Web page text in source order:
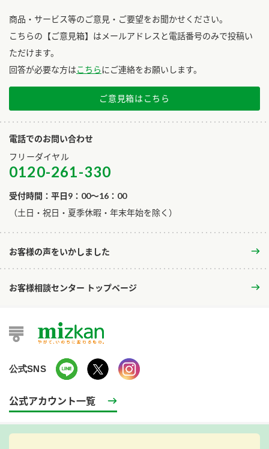
商品・サービス等のご意見・ご要望をお聞かせください。
こちらの【ご意見箱】はメールアドレスと電話番号のみで投稿い
ただけます。
回答が必要な方はこちらにご連絡をお願いします。
ご意見箱はこちら
電話でのお問い合わせ
フリーダイヤル
0120-261-330
受付時間：平日9：00～16：00
​（土日・祝日・夏季休暇・年末年始を除く）
お客様の声をいかしました
お客様相談センター トップページ
公式SNS
公式アカウント一覧